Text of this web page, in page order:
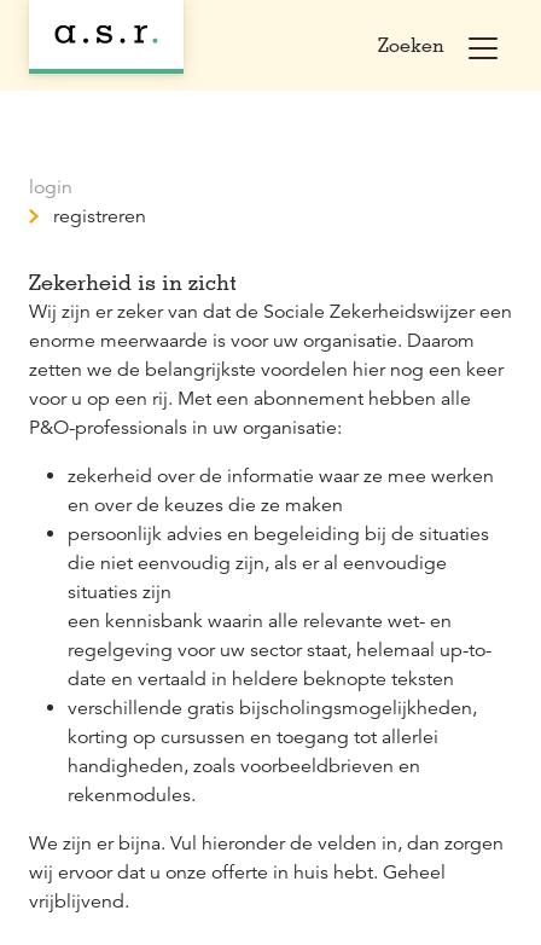
Zoeken
login
registreren
Zekerheid is in zicht
Wij zijn er zeker van dat de Sociale Zekerheidswijzer een
enorme meerwaarde is voor uw organisatie. Daarom
zetten we de belangrijkste voordelen hier nog een keer
voor u op een rij. Met een abonnement hebben alle
P&O-professionals in uw organisatie:
zekerheid over de informatie waar ze mee werken
en over de keuzes die ze maken
persoonlijk advies en begeleiding bij de situaties
die niet eenvoudig zijn, als er al eenvoudige
situaties zijn
een kennisbank waarin alle relevante wet- en
regelgeving voor uw sector staat, helemaal up-to-
date en vertaald in heldere beknopte teksten
verschillende gratis bijscholingsmogelijkheden,
korting op cursussen en toegang tot allerlei
handigheden, zoals voorbeeldbrieven en
rekenmodules.
We zijn er bijna. Vul hieronder de velden in, dan zorgen
wij ervoor dat u onze offerte in huis hebt. Geheel
vrijblijvend.